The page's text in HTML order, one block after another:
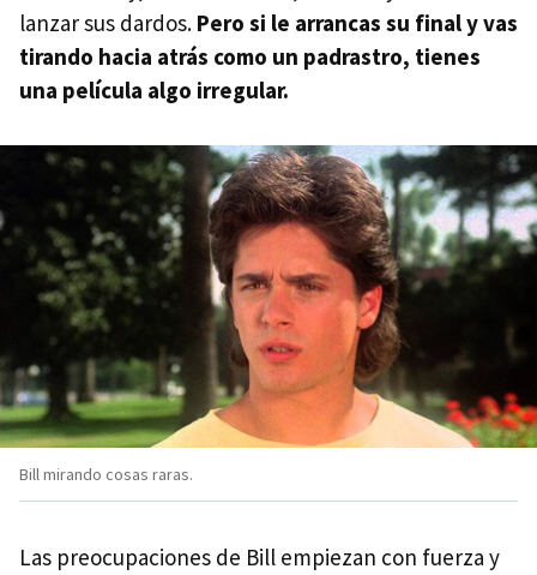
lanzar sus dardos. Pero si le arrancas su final y vas
tirando hacia atrás como un padrastro, tienes
una película algo irregular.
Bill mirando cosas raras.
Las preocupaciones de Bill empiezan con fuerza y